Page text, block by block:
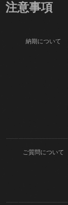
注意事項
納期について
ご質問について